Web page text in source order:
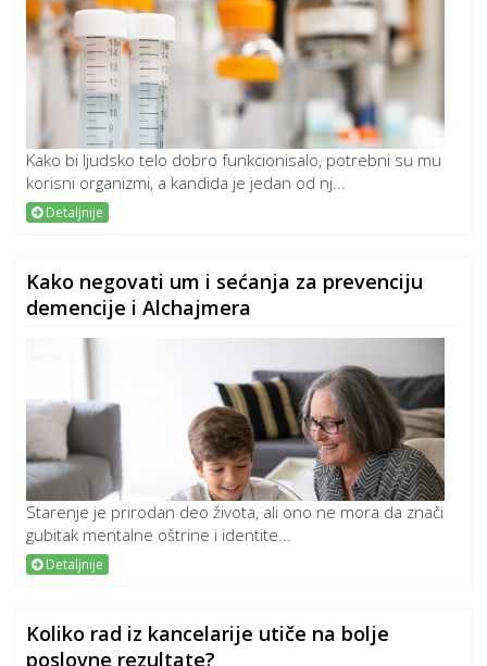
Kako bi ljudsko telo dobro funkcionisalo, potrebni su mu
korisni organizmi, a kandida je jedan od nj...
Detaljnije
Kako negovati um i sećanja za prevenciju
demencije i Alchajmera
Starenje je prirodan deo života, ali ono ne mora da znači
gubitak mentalne oštrine i identite...
Detaljnije
Koliko rad iz kancelarije utiče na bolje
poslovne rezultate?